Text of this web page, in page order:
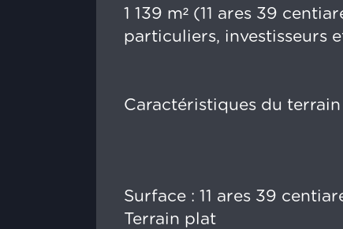
1 139 m² (11 ares 39
particuliers, investisseurs
Caractéristiques du terrain
Surface : 11 ares 39
Terrain plat